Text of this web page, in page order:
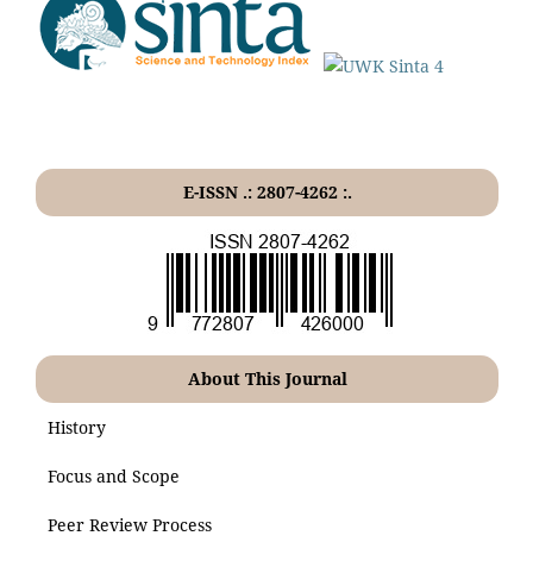
E-ISSN .: 2807-4262 :.
About This Journal
History
Focus and Scope
Peer Review Process